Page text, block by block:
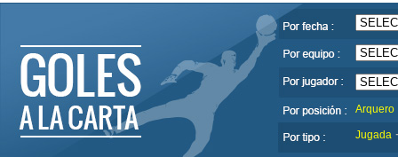
Arquero
Jugada